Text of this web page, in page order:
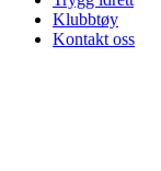
Klubbtøy
Kontakt oss